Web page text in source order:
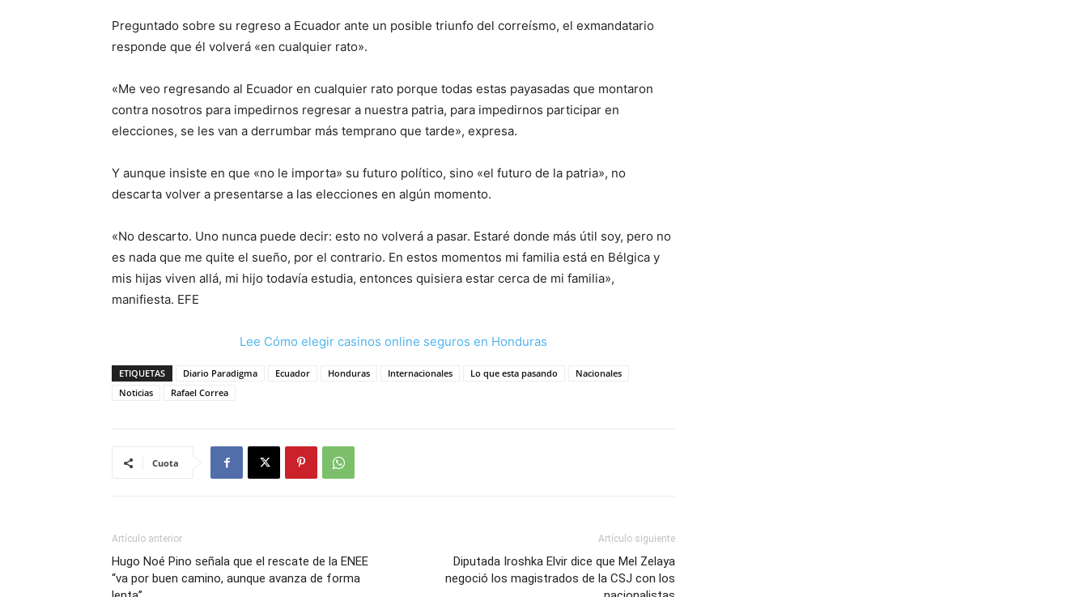
Preguntado sobre su regreso a Ecuador ante un posible triunfo del correísmo, el exmandatario
responde que él volverá «en cualquier rato».
«Me veo regresando al Ecuador en cualquier rato porque todas estas payasadas que montaron
contra nosotros para impedirnos regresar a nuestra patria, para impedirnos participar en
elecciones, se les van a derrumbar más temprano que tarde», expresa.
Y aunque insiste en que «no le importa» su futuro político, sino «el futuro de la patria», no
descarta volver a presentarse a las elecciones en algún momento.
«No descarto. Uno nunca puede decir: esto no volverá a pasar. Estaré donde más útil soy, pero no
es nada que me quite el sueño, por el contrario. En estos momentos mi familia está en Bélgica y
mis hijas viven allá, mi hijo todavía estudia, entonces quisiera estar cerca de mi familia»,
manifiesta. EFE
Lee Cómo elegir casinos online seguros en Honduras
ETIQUETAS Diario Paradigma Ecuador Honduras Internacionales Lo que esta pasando
Nacionales
Noticias
Rafael Correa
Cuota
Artículo anterior
Hugo Noé Pino señala que el rescate de la ENEE
“va por buen camino, aunque avanza de forma
Artículo siguiente
Diputada Iroshka Elvir dice que Mel Zelaya
negoció los magistrados de la CSJ con los